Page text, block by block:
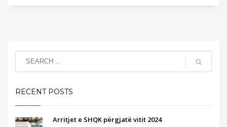
RECENT POSTS
Arritjet e SHQK përgjatë vitit 2024